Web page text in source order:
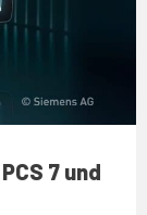
7 und